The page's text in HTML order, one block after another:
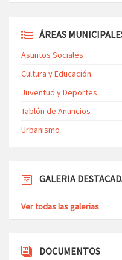
ÁREAS
Asuntos Sociales
Cultura y Educación
Juventud y Deportes
Tablón de Anuncios
Urbanismo
GALERIA
Ver todas las galerias
DOCUMENTOS